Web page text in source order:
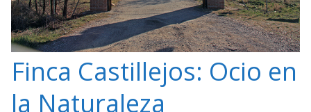
Finca Castillejos: Ocio en
la Naturaleza